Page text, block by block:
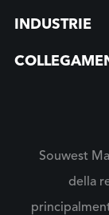
INDUSTRIE
Souwest
della